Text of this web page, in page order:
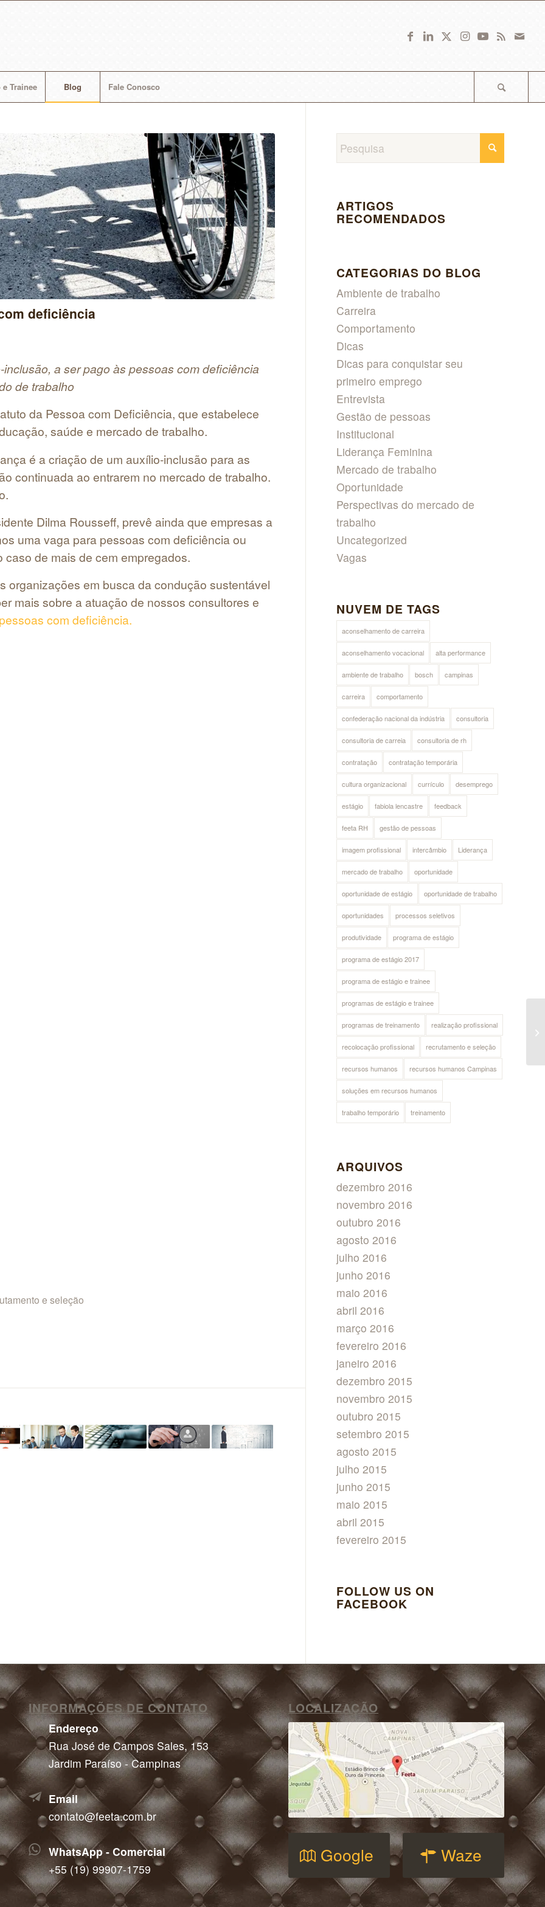
Trainee Blog Fale Conosco
deficiência
a ser pago às pessoas com deficiência
de trabalho
da Pessoa com Deficiência, que estabelece
saúde e mercado de trabalho.
é a criação de um auxílio-inclusão para as
continuada ao entrarem no mercado de trabalho.
Dilma Rousseff, prevê ainda que empresas a
uma vaga para pessoas com deficiência ou
de mais de cem empregados.
organizações em busca da condução sustentável
mais sobre a atuação de nossos consultores e
com deficiência.
e seleção
ARTIGOS
RECOMENDADOS
CATEGORIAS DO BLOG
Ambiente de trabalho
Carreira
Comportamento
Dicas
Dicas para conquistar seu
primeiro emprego
Entrevista
Gestão de pessoas
Institucional
Liderança Feminina
Mercado de trabalho
Oportunidade
Perspectivas do mercado de
trabalho
Uncategorized
Vagas
NUVEM DE TAGS
aconselhamento de carreira
aconselhamento vocacional alta performance
ambiente de trabalho bosch campinas
carreira comportamento
confederação nacional da indústria consultoria
consultoria de carreia consultoria de rh
contratação contratação temporária
cultura organizacional currículo desemprego
estágio fabiola lencastre feedback
feeta RH gestão de pessoas
imagem profissional intercâmbio Liderança
mercado de trabalho oportunidade
oportunidade de estágio oportunidade de trabalho
oportunidades processos seletivos
produtividade programa de estágio
programa de estágio 2017
programa de estágio e trainee
programas de estágio e trainee
programas de treinamento realização profissional
recolocação profissional recrutamento e seleção
recursos humanos recursos humanos Campinas
soluções em recursos humanos
trabalho temporário treinamento
ARQUIVOS
dezembro 2016
novembro 2016
outubro 2016
agosto 2016
julho 2016
junho 2016
maio 2016
abril 2016
março 2016
fevereiro 2016
janeiro 2016
dezembro 2015
novembro 2015
outubro 2015
setembro 2015
agosto 2015
julho 2015
junho 2015
maio 2015
abril 2015
fevereiro 2015
FOLLOW US ON
FACEBOOK
INFORMAÇÕES DE CONTATO
Endereço
Rua José de Campos Sales, 153
Jardim Paraíso - Campinas
Email
contato@feeta.com.br
WhatsApp - Comercial
+55 (19) 99907-1759
LOCALIZAÇÃO
Google Waze